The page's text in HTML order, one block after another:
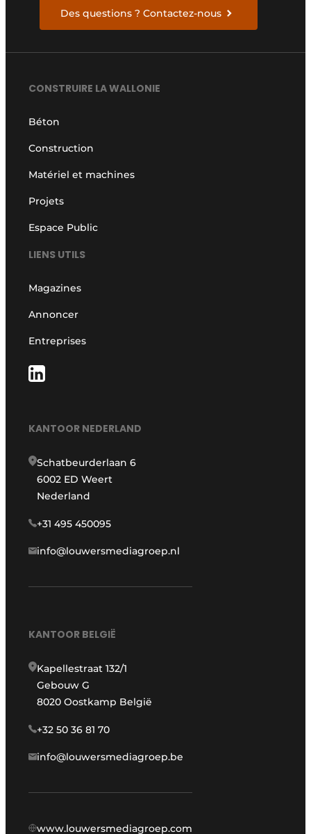
Des questions ? Contactez-nous
CONSTRUIRE LA WALLONIE
Béton
Construction
Matériel et machines
Projets
Espace Public
LIENS UTILS
Magazines
Annoncer
Entreprises
KANTOOR NEDERLAND
Schatbeurderlaan 6
6002 ED Weert
Nederland
+31 495 450095
info@louwersmediagroep.nl
KANTOOR BELGIË
Kapellestraat 132/1
Gebouw G
8020 Oostkamp België
+32 50 36 81 70
info@louwersmediagroep.be
www.louwersmediagroep.com